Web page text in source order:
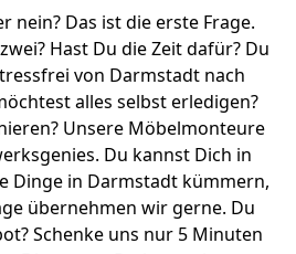
nein? Das ist die erste Frage.
Hast Du die Zeit dafür? Du
von Darmstadt nach
alles selbst erledigen?
Unsere Möbelmonteure
Du kannst Dich in
Dinge in Darmstadt kümmern,
übernehmen wir gerne. Du
Schenke uns nur 5 Minuten